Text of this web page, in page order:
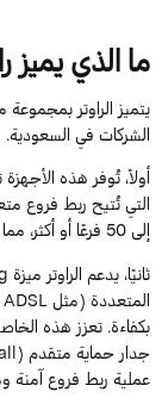
ما الذي يميز
يتميز الراوتر
الشركات في السعودية.
أولاً، تُوفر هذه الأجهزة
التي تُتيح ربط فروع
إلى 50 فرعًا أو أكثر، مما يجعلها مثالية للشركات ذات التوسع السريع.
بكفاءة. تعزز هذه
عملية ربط فروع آمنة